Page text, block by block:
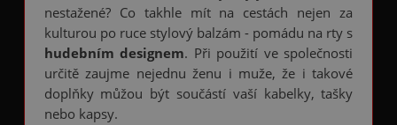
nestažené? Co takhle mít na cestách nejen za
kulturou po ruce stylový balzám - pomádu na rty s
hudebním designem. Při použití ve společnosti
určitě zaujme nejednu ženu i muže, že i takové
doplňky můžou být součástí vaší kabelky, tašky
nebo kapsy.